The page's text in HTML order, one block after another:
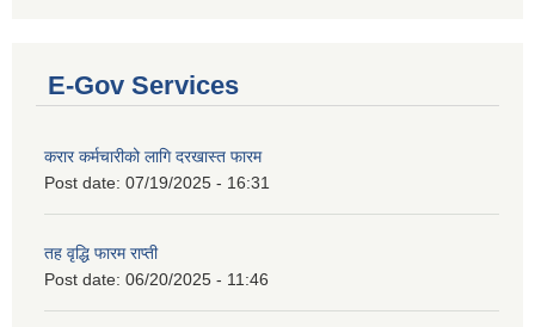
E-Gov Services
करार कर्मचारीको लागि दरखास्त फारम
Post date: 07/19/2025 - 16:31
तह वृद्धि फारम राप्ती
Post date: 06/20/2025 - 11:46